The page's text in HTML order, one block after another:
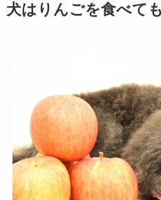
犬はりんごを食べて